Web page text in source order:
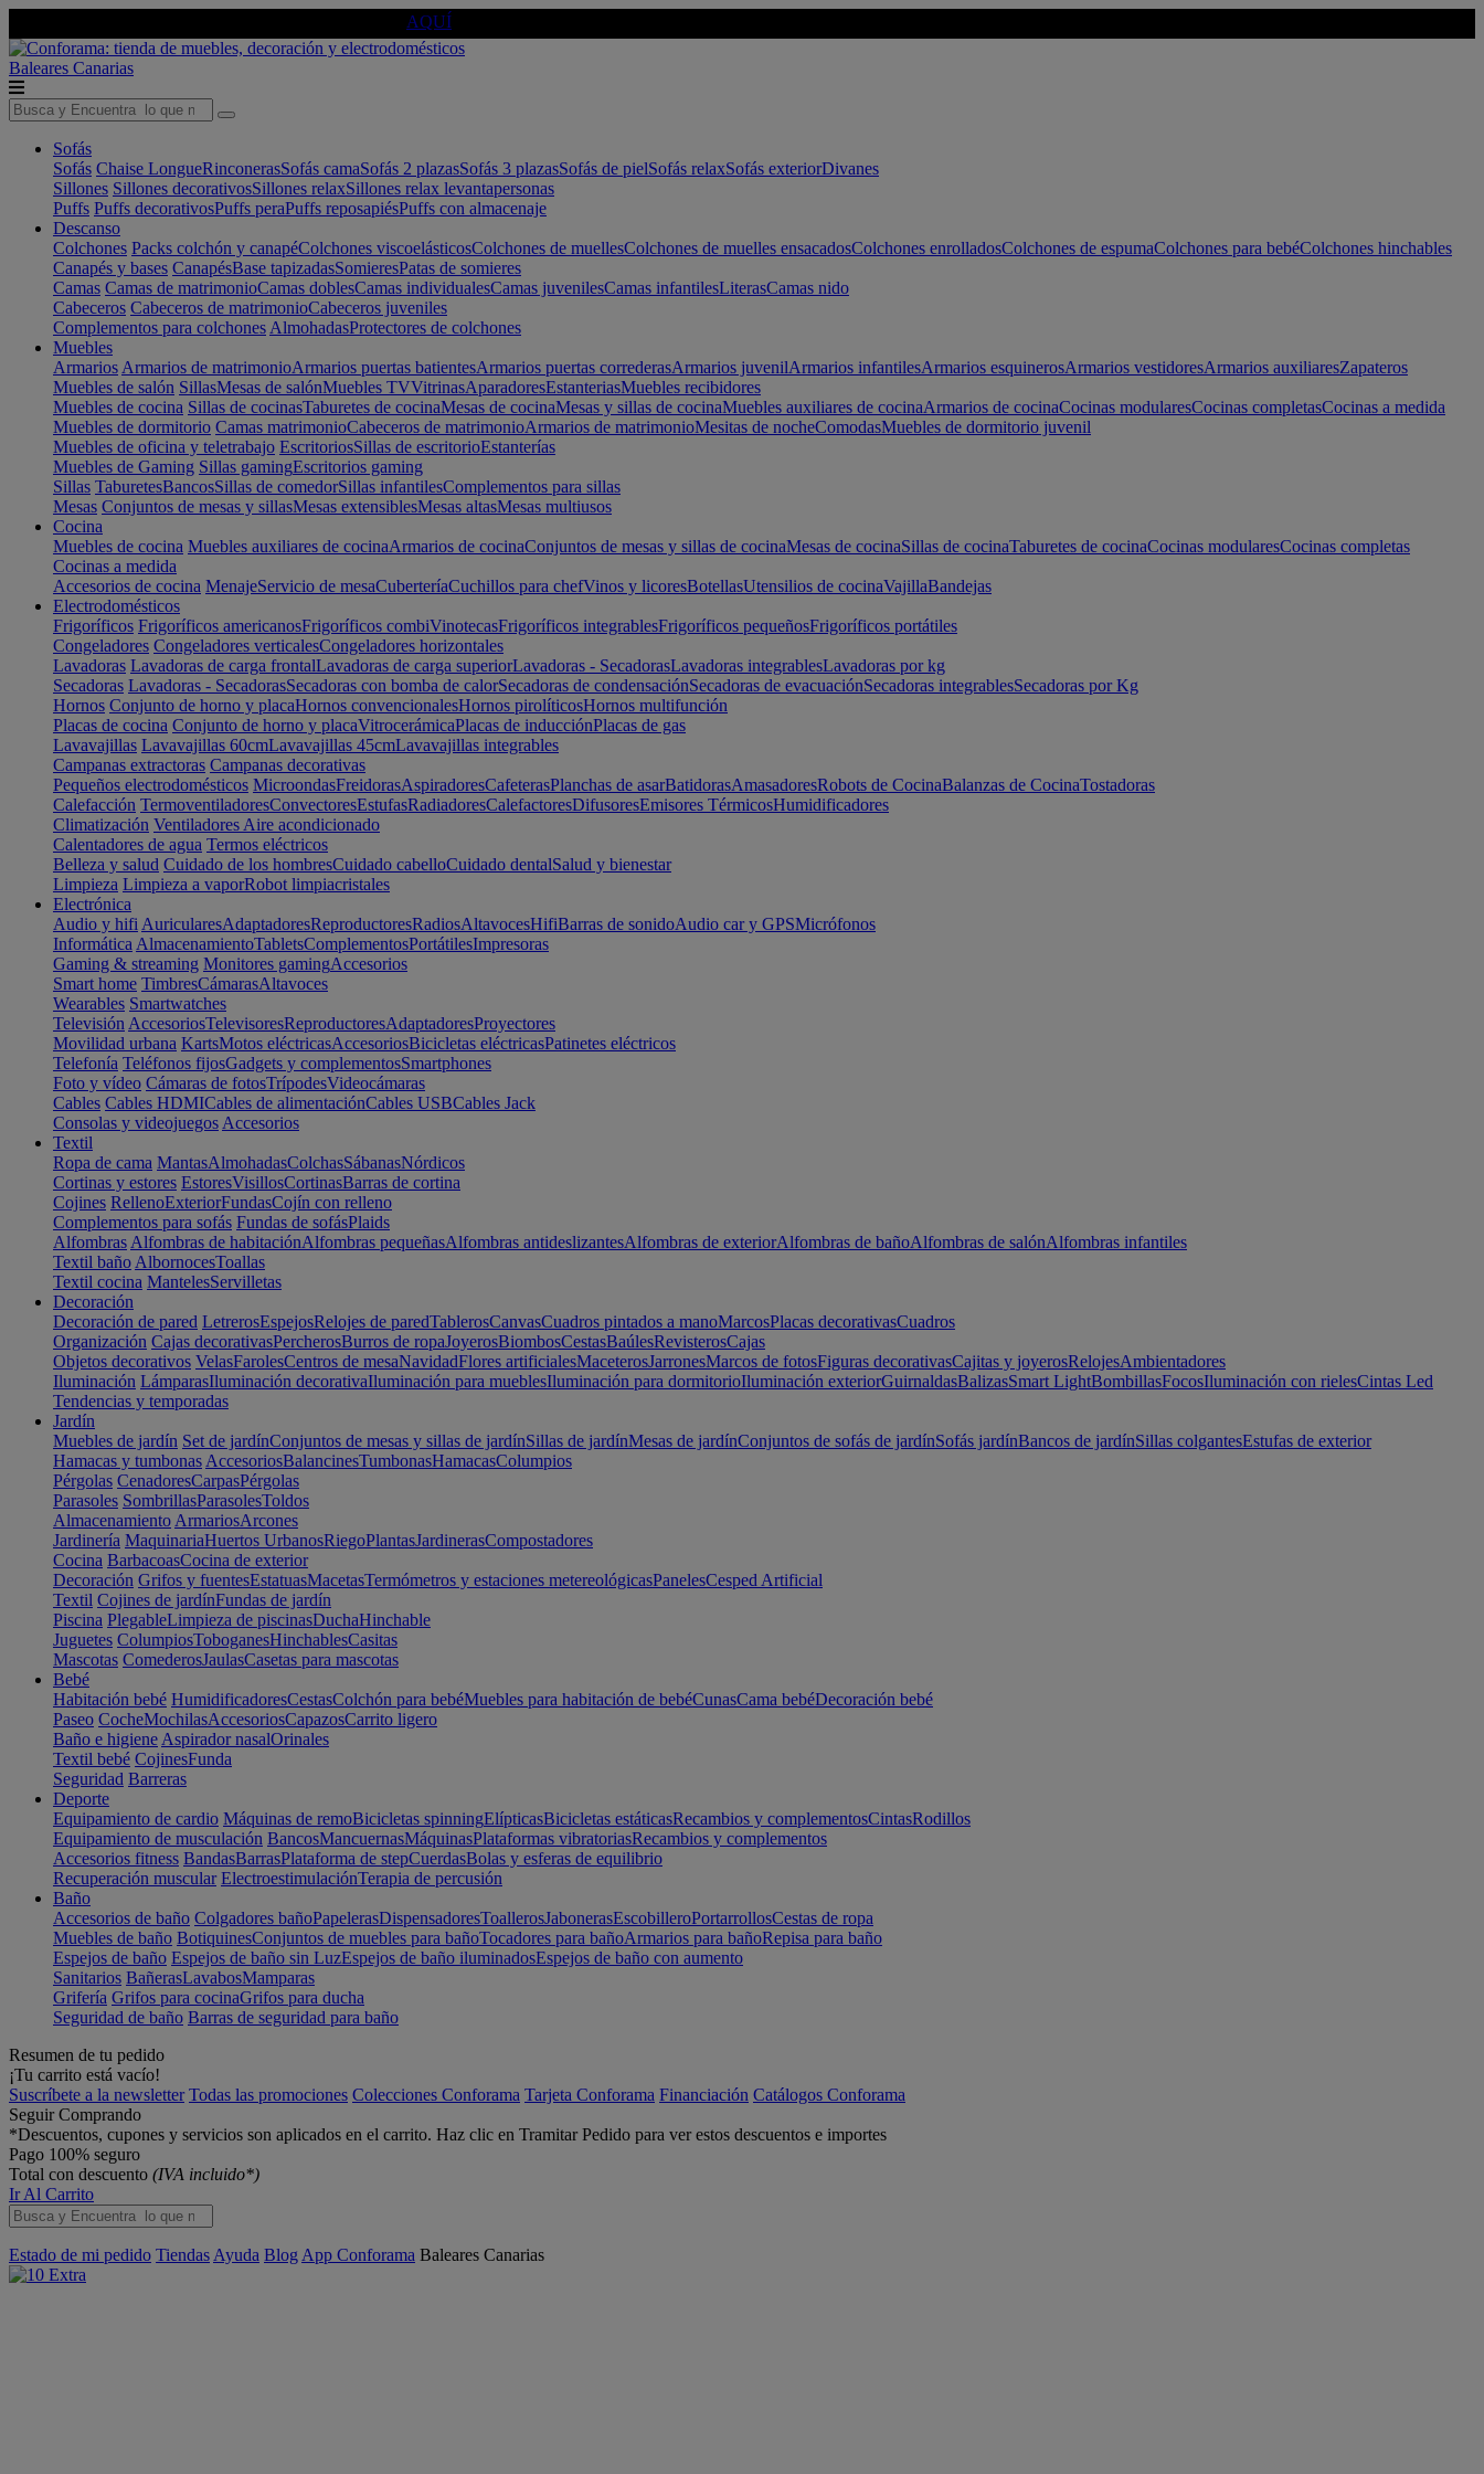
AQUÍ
Baleares Canarias
Sofás
Sofás Chaise LongueRinconerasSofás camaSofás 2 plazasSofás 3 plazasSofás de pielSofás relaxSofás exteriorDivanes
Sillones Sillones decorativosSillones relaxSillones relax levantapersonas
Puffs Puffs decorativosPuffs peraPuffs reposapiésPuffs con almacenaje
Descanso
Colchones Packs colchón y canapéColchones viscoelásticosColchones de muellesColchones de muelles ensacadosColchones enrolladosColchones de espumaColchones para bebéColchones hinchables
Canapés y bases CanapésBase tapizadasSomieresPatas de somieres
Camas Camas de matrimonioCamas doblesCamas individualesCamas juvenilesCamas infantilesLiterasCamas nido
Cabeceros Cabeceros de matrimonioCabeceros juveniles
Complementos para colchones AlmohadasProtectores de colchones
Muebles
Armarios Armarios de matrimonioArmarios puertas batientesArmarios puertas correderasArmarios juvenilArmarios infantilesArmarios esquinerosArmarios vestidoresArmarios auxiliaresZapateros
Muebles de salón SillasMesas de salónMuebles TVVitrinasAparadoresEstanteriasMuebles recibidores
Muebles de cocina Sillas de cocinasTaburetes de cocinaMesas de cocinaMesas y sillas de cocinaMuebles auxiliares de cocinaArmarios de cocinaCocinas modularesCocinas completasCocinas a medida
Muebles de dormitorio Camas matrimonioCabeceros de matrimonioArmarios de matrimonioMesitas de nocheComodasMuebles de dormitorio juvenil
Muebles de oficina y teletrabajo EscritoriosSillas de escritorioEstanterías
Muebles de Gaming Sillas gamingEscritorios gaming
Sillas TaburetesBancosSillas de comedorSillas infantilesComplementos para sillas
Mesas Conjuntos de mesas y sillasMesas extensiblesMesas altasMesas multiusos
Cocina
Muebles de cocina Muebles auxiliares de cocinaArmarios de cocinaConjuntos de mesas y sillas de cocinaMesas de cocinaSillas de cocinaTaburetes de cocinaCocinas modularesCocinas completas
Cocinas a medida
Accesorios de cocina MenajeServicio de mesaCuberteríaCuchillos para chefVinos y licoresBotellasUtensilios de cocinaVajillaBandejas
Electrodomésticos
Frigoríficos Frigoríficos americanosFrigoríficos combiVinotecasFrigoríficos integrablesFrigoríficos pequeñosFrigoríficos portátiles
Congeladores Congeladores verticalesCongeladores horizontales
Lavadoras Lavadoras de carga frontalLavadoras de carga superiorLavadoras - SecadorasLavadoras integrablesLavadoras por kg
Secadoras Lavadoras - SecadorasSecadoras con bomba de calorSecadoras de condensaciónSecadoras de evacuaciónSecadoras integrablesSecadoras por Kg
Hornos Conjunto de horno y placaHornos convencionalesHornos pirolíticosHornos multifunción
Placas de cocina Conjunto de horno y placaVitrocerámicaPlacas de inducciónPlacas de gas
Lavavajillas Lavavajillas 60cmLavavajillas 45cmLavavajillas integrables
Campanas extractoras Campanas decorativas
Pequeños electrodomésticos MicroondasFreidorasAspiradoresCafeterasPlanchas de asarBatidorasAmasadoresRobots de CocinaBalanzas de CocinaTostadoras
Calefacción TermoventiladoresConvectoresEstufasRadiadoresCalefactoresDifusoresEmisores TérmicosHumidificadores
Climatización Ventiladores Aire acondicionado
Calentadores de agua Termos eléctricos
Belleza y salud Cuidado de los hombresCuidado cabelloCuidado dentalSalud y bienestar
Limpieza Limpieza a vaporRobot limpiacristales
Electrónica
Audio y hifi AuricularesAdaptadoresReproductoresRadiosAltavocesHifiBarras de sonidoAudio car y GPSMicrófonos
Informática AlmacenamientoTabletsComplementosPortátilesImpresoras
Gaming & streaming Monitores gamingAccesorios
Smart home TimbresCámarasAltavoces
Wearables Smartwatches
Televisión AccesoriosTelevisoresReproductoresAdaptadoresProyectores
Movilidad urbana KartsMotos eléctricasAccesoriosBicicletas eléctricasPatinetes eléctricos
Telefonía Teléfonos fijosGadgets y complementosSmartphones
Foto y vídeo Cámaras de fotosTrípodesVideocámaras
Cables Cables HDMICables de alimentaciónCables USBCables Jack
Consolas y videojuegos Accesorios
Textil
Ropa de cama MantasAlmohadasColchasSábanasNórdicos
Cortinas y estores EstoresVisillosCortinasBarras de cortina
Cojines RellenoExteriorFundasCojín con relleno
Complementos para sofás Fundas de sofásPlaids
Alfombras Alfombras de habitaciónAlfombras pequeñasAlfombras antideslizantesAlfombras de exteriorAlfombras de bañoAlfombras de salónAlfombras infantiles
Textil baño AlbornocesToallas
Textil cocina MantelesServilletas
Decoración
Decoración de pared LetrerosEspejosRelojes de paredTablerosCanvasCuadros pintados a manoMarcosPlacas decorativasCuadros
Organización Cajas decorativasPercherosBurros de ropaJoyerosBiombosCestasBaúlesRevisterosCajas
Objetos decorativos VelasFarolesCentros de mesaNavidadFlores artificialesMaceterosJarronesMarcos de fotosFiguras decorativasCajitas y joyerosRelojesAmbientadores
Iluminación LámparasIluminación decorativaIluminación para mueblesIluminación para dormitorioIluminación exteriorGuirnaldasBalizasSmart LightBombillasFocosIluminación con rielesCintas Led
Tendencias y temporadas
Jardín
Muebles de jardín Set de jardínConjuntos de mesas y sillas de jardínSillas de jardínMesas de jardínConjuntos de sofás de jardínSofás jardínBancos de jardínSillas colgantesEstufas de exterior
Hamacas y tumbonas AccesoriosBalancinesTumbonasHamacasColumpios
Pérgolas CenadoresCarpasPérgolas
Parasoles SombrillasParasolesToldos
Almacenamiento ArmariosArcones
Jardinería MaquinariaHuertos UrbanosRiegoPlantasJardinerasCompostadores
Cocina BarbacoasCocina de exterior
Decoración Grifos y fuentesEstatuasMacetasTermómetros y estaciones metereológicasPanelesCesped Artificial
Textil Cojines de jardínFundas de jardín
Piscina PlegableLimpieza de piscinasDuchaHinchable
Juguetes ColumpiosToboganesHinchablesCasitas
Mascotas ComederosJaulasCasetas para mascotas
Bebé
Habitación bebé HumidificadoresCestasColchón para bebéMuebles para habitación de bebéCunasCama bebéDecoración bebé
Paseo CocheMochilasAccesoriosCapazosCarrito ligero
Baño e higiene Aspirador nasalOrinales
Textil bebé CojinesFunda
Seguridad Barreras
Deporte
Equipamiento de cardio Máquinas de remoBicicletas spinningElípticasBicicletas estáticasRecambios y complementosCintasRodillos
Equipamiento de musculación BancosMancuernasMáquinasPlataformas vibratoriasRecambios y complementos
Accesorios fitness BandasBarrasPlataforma de stepCuerdasBolas y esferas de equilibrio
Recuperación muscular ElectroestimulaciónTerapia de percusión
Baño
Accesorios de baño Colgadores bañoPapelerasDispensadoresToallerosJabonerasEscobilleroPortarrollosCestas de ropa
Muebles de baño BotiquinesConjuntos de muebles para bañoTocadores para bañoArmarios para bañoRepisa para baño
Espejos de baño Espejos de baño sin LuzEspejos de baño iluminadosEspejos de baño con aumento
Sanitarios BañerasLavabosMamparas
Grifería Grifos para cocinaGrifos para ducha
Seguridad de baño Barras de seguridad para baño
Resumen de tu pedido
¡Tu carrito está vacío!
Suscríbete a la newsletter Todas las promociones Colecciones Conforama Tarjeta Conforama Financiación Catálogos Conforama
Seguir Comprando
*Descuentos, cupones y servicios son aplicados en el carrito. Haz clic en Tramitar Pedido para ver estos descuentos e importes
Pago 100% seguro
Total con descuento (IVA incluido*)
Ir Al Carrito
Estado de mi pedido Tiendas Ayuda Blog App Conforama Baleares Canarias